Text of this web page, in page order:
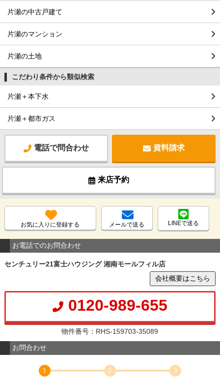
片瀬の中古戸建て
片瀬のマンション
片瀬の土地
こだわり条件から類似検索
片瀬＋本下水
片瀬＋都市ガス
電話で問合わせ 資料請求
来店予約
お気に入りに登録する メールで送る LINEで送る
お電話でのお問合わせ
センチュリー21富士ハウジング 湘南モールフィル店
会社概要はこちら
0120-989-655
物件番号：RHS-159703-35089
お問合わせ
1
2
3